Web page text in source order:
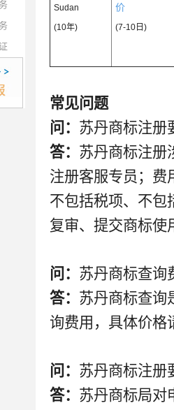
Sudan
(10年)
价
(7-10日)
常见问题
问： 苏丹商标注册
答： 苏丹商标注册
注册客服专员；费
不包括税项、不包
复审、提交商标使
问： 苏丹商标查询
答： 苏丹商标查询
询费用，具体价格
问： 苏丹商标注册
答： 苏丹商标局对